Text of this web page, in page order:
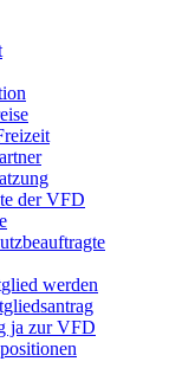
der VFD
werden
ja zur VFD